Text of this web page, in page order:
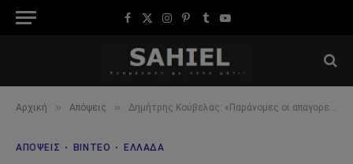
Facebook
X
Instagram
Pinterest
TumblrYouTube
Αρχική » Απόψεις » Δημήτρης Κούβελας: «Παράνομες οι απαγορεύσεις – SMS δεν στέλνει ούτε ο Κουφοντίνας όταν βγαίνει απ τη φυλακή! – Πήραμε μέτρα που δεν έχει πάρει κανένας άλλος!»
ΑΠΌΨΕΙΣ ΒΊΝΤΕΟ ΕΛΛΆΔΑ